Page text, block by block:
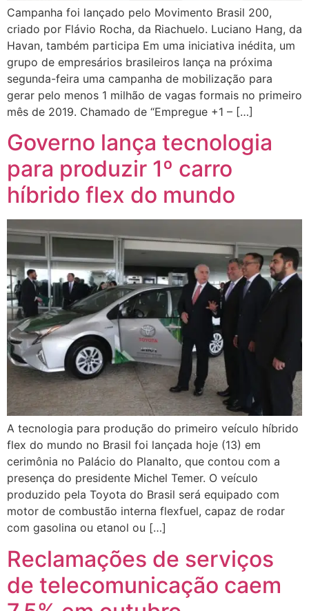
Campanha foi lançado pelo Movimento Brasil 200,
criado por Flávio Rocha, da Riachuelo. Luciano Hang, da
Havan, também participa Em uma iniciativa inédita, um
grupo de empresários brasileiros lança na próxima
segunda-feira uma campanha de mobilização para
gerar pelo menos 1 milhão de vagas formais no primeiro
mês de 2019. Chamado de “Empregue +1 – […]
Governo lança tecnologia
para produzir 1º carro
híbrido flex do mundo
A tecnologia para produção do primeiro veículo híbrido
flex do mundo no Brasil foi lançada hoje (13) em
cerimônia no Palácio do Planalto, que contou com a
presença do presidente Michel Temer. O veículo
produzido pela Toyota do Brasil será equipado com
motor de combustão interna flexfuel, capaz de rodar
com gasolina ou etanol ou […]
Reclamações de serviços
de telecomunicação caem